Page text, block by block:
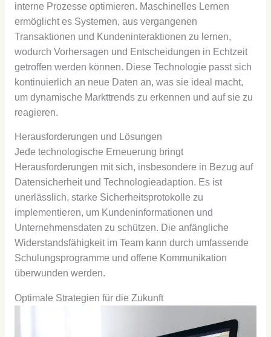
interne Prozesse optimieren. Maschinelles Lernen
ermöglicht es Systemen, aus vergangenen
Transaktionen und Kundeninteraktionen zu lernen,
wodurch Vorhersagen und Entscheidungen in Echtzeit
getroffen werden können. Diese Technologie passt sich
kontinuierlich an neue Daten an, was sie ideal macht,
um dynamische Markttrends zu erkennen und auf sie zu
reagieren.
Herausforderungen und Lösungen
Jede technologische Erneuerung bringt
Herausforderungen mit sich, insbesondere in Bezug auf
Datensicherheit und Technologieadaption. Es ist
unerlässlich, starke Sicherheitsprotokolle zu
implementieren, um Kundeninformationen und
Unternehmensdaten zu schützen. Die anfängliche
Widerstandsfähigkeit im Team kann durch umfassende
Schulungsprogramme und offene Kommunikation
überwunden werden.
Optimale Strategien für die Zukunft